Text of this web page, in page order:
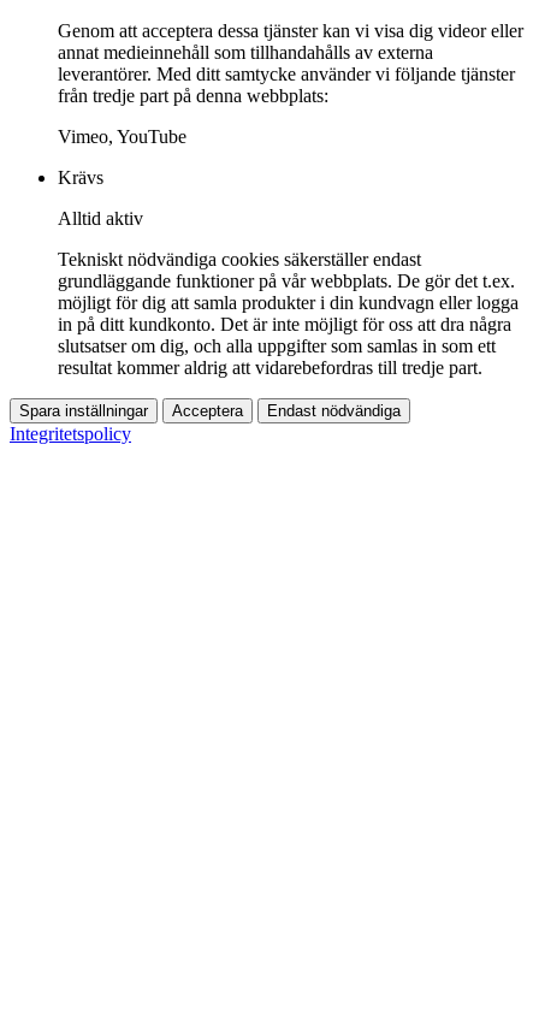
Genom att acceptera dessa tjänster kan vi visa dig videor eller
annat medieinnehåll som tillhandahålls av externa
leverantörer. Med ditt samtycke använder vi följande tjänster
från tredje part på denna webbplats:
Vimeo, YouTube
Krävs
Alltid aktiv
Tekniskt nödvändiga cookies säkerställer endast
grundläggande funktioner på vår webbplats. De gör det t.ex.
möjligt för dig att samla produkter i din kundvagn eller logga
in på ditt kundkonto. Det är inte möjligt för oss att dra några
slutsatser om dig, och alla uppgifter som samlas in som ett
resultat kommer aldrig att vidarebefordras till tredje part.
Spara inställningar Acceptera Endast nödvändiga
Integritetspolicy